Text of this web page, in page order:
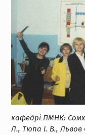
кафедрі ПМНК:
Л., Тюпа І. В., Львов